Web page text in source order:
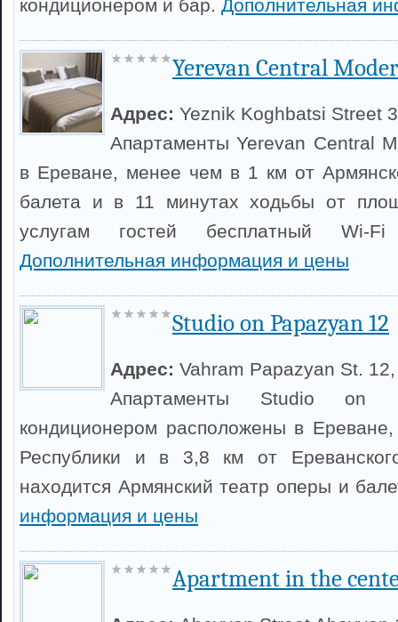
кондиционером и бар. Дополнительная
Yerevan Central
Адрес: Yeznik Koghbatsi Street
Апартаменты Yerevan Central
в Ереване, менее чем в 1 км от
балета и в 11 минутах ходьбы от
услугам гостей бесплатный Wi-
Дополнительная информация и цены
Studio on Papazyan 12
Адрес: Vahram Papazyan St.
Апартаменты Studio
кондиционером расположены в
Республики и в 3,8 км от
находится Армянский театр оперы и
информация и цены
Apartment in the